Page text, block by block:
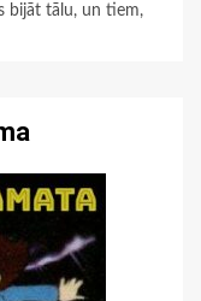
bijāt tālu, un tiem,